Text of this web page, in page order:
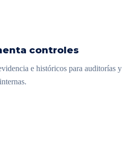
controles
e históricos para auditorías y